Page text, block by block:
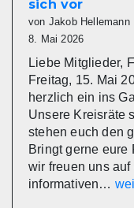
Arbeit
auf
sich vor
von Jakob Hellemann
8. Mai 2026
Liebe Mitglieder,
Freitag, 15. Mai
herzlich ein ins
Unsere Kreisräte
stehen euch den
Bringt gerne eure
wir freuen uns
informativen…